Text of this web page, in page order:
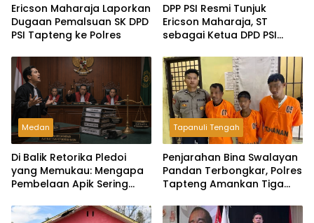
Ericson Maharaja Laporkan
Dugaan Pemalsuan SK DPD
PSI Tapteng ke Polres
DPP PSI Resmi Tunjuk
Ericson Maharaja, ST
sebagai Ketua DPD PSI
Medan
Di Balik Retorika Pledoi
yang Memukau: Mengapa
Pembelaan Apik Sering
Tapanuli Tengah
Penjarahan Bina Swalayan
Pandan Terbongkar, Polres
Tapteng Amankan Tiga